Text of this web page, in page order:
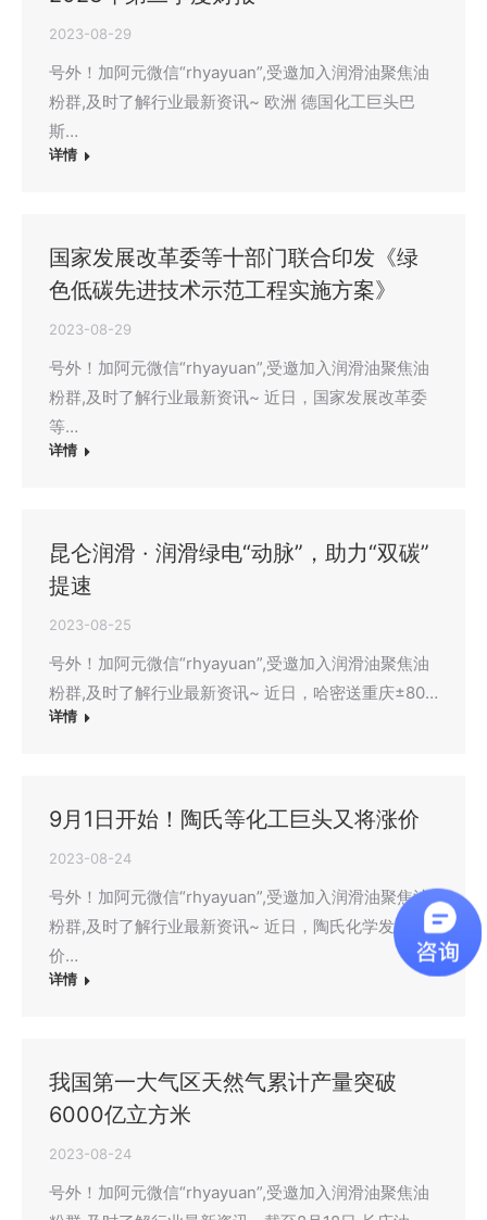
2023-08-29
号外！加阿元微信“rhyayuan”,受邀加入润滑油聚焦油
粉群,及时了解行业最新资讯~ 欧洲 德国化工巨头巴
斯…
详情
国家发展改革委等十部门联合印发《绿
色低碳先进技术示范工程实施方案》
2023-08-29
号外！加阿元微信“rhyayuan”,受邀加入润滑油聚焦油
粉群,及时了解行业最新资讯~ 近日，国家发展改革委
等…
详情
昆仑润滑 · 润滑绿电“动脉”，助力“双碳”
提速
2023-08-25
号外！加阿元微信“rhyayuan”,受邀加入润滑油聚焦油
粉群,及时了解行业最新资讯~ 近日，哈密送重庆±80…
详情
9月1日开始！陶氏等化工巨头又将涨价
2023-08-24
号外！加阿元微信“rhyayuan”,受邀加入润滑油聚焦油
粉群,及时了解行业最新资讯~ 近日，陶氏化学发布涨
价…
详情
我国第一大气区天然气累计产量突破
6000亿立方米
2023-08-24
号外！加阿元微信“rhyayuan”,受邀加入润滑油聚焦油